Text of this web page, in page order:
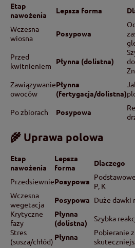
Etap
nawożenia
Lepsza forma
Wczesna
wiosna
Posypowa
Przed
kwitnieniem
Płynna (dolistna)
Zn
Zawiązywanie
owoców
Płynna
(fertygacja/dolistna)
Po zbiorach
Posypowa
🌾 Uprawa polowa
Etap
nawożenia
Lepsza
forma
Dlaczego
PrzedsiewniePosypowa P, K
Wczesna
wegetacja
Posypowa Duże dawki
Krytyczne
fazy
Płynna
(dolistna)
Szybka
Stres
(susza/chłód) Płynna
Pobieranie